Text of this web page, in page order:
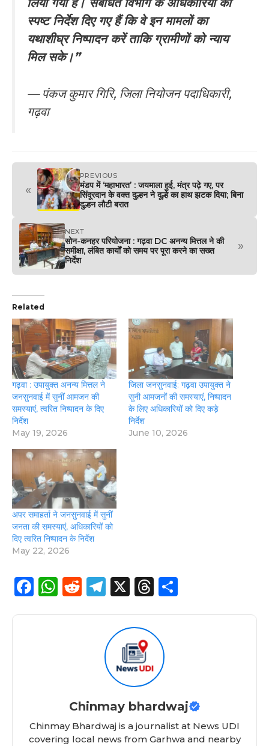
स्पष्ट निर्देश दिए गए हैं कि वे इन मामलों का
यथाशीघ्र निष्पादन करें ताकि ग्रामीणों को न्याय
मिल सके।”
— पंकज कुमार गिरि, जिला नियोजन पदाधिकारी,
गढ़वा
«
PREVIOUS
मंडप में ‘महाभारत’ : जयमाला हुई, मंत्र पढ़े गए, पर
सिंदूरदान के वक्त दुल्हन ने दूल्हे का हाथ झटक दिया; बिना
दुल्हन लौटी बरात
NEXT
सोन-कनहर परियोजना : गढ़वा DC अनन्य मित्तल ने की
समीक्षा, लंबित कार्यों को समय पर पूरा करने का सख्त
निर्देश
»
Related
गढ़वा : उपायुक्त अनन्य मित्तल ने
जनसुनवाई में सुनीं आमजन की
समस्याएं, त्वरित निष्पादन के दिए
निर्देश
May 19, 2026
जिला जनसुनवाई: गढ़वा उपायुक्त ने
सुनी आमजनों की समस्याएं, निष्पादन
के लिए अधिकारियों को दिए कड़े
निर्देश
June 10, 2026
​अपर समाहर्ता ने जनसुनवाई में सुनीं
जनता की समस्याएं, अधिकारियों को
दिए त्वरित निष्पादन के निर्देश
May 22, 2026
F
k
W
p
R
T
g
ra
m
X
T
a
d
s
Chinmay bhardwaj
Chinmay Bhardwaj is a journalist at News UDI
covering local news from Garhwa and nearby